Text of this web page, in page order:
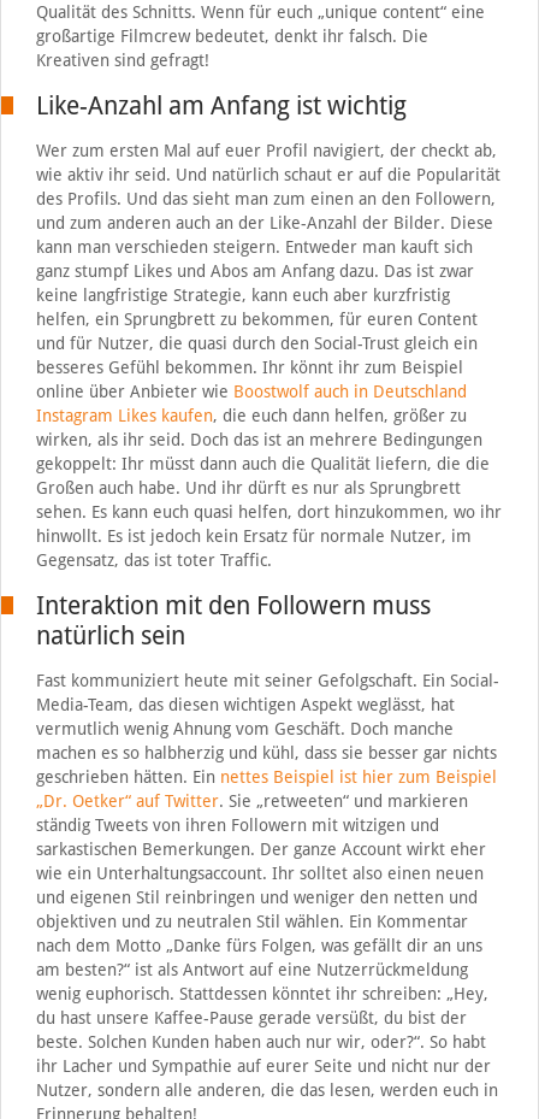
Qualität des Schnitts. Wenn für euch „unique content“ eine
großartige Filmcrew bedeutet, denkt ihr falsch. Die
Kreativen sind gefragt!
Like-Anzahl am Anfang ist wichtig
Wer zum ersten Mal auf euer Profil navigiert, der checkt ab,
wie aktiv ihr seid. Und natürlich schaut er auf die Popularität
des Profils. Und das sieht man zum einen an den Followern,
und zum anderen auch an der Like-Anzahl der Bilder. Diese
kann man verschieden steigern. Entweder man kauft sich
ganz stumpf Likes und Abos am Anfang dazu. Das ist zwar
keine langfristige Strategie, kann euch aber kurzfristig
helfen, ein Sprungbrett zu bekommen, für euren Content
und für Nutzer, die quasi durch den Social-Trust gleich ein
besseres Gefühl bekommen. Ihr könnt ihr zum Beispiel
online über Anbieter wie Boostwolf auch in Deutschland
Instagram Likes kaufen, die euch dann helfen, größer zu
wirken, als ihr seid. Doch das ist an mehrere Bedingungen
gekoppelt: Ihr müsst dann auch die Qualität liefern, die die
Großen auch habe. Und ihr dürft es nur als Sprungbrett
sehen. Es kann euch quasi helfen, dort hinzukommen, wo ihr
hinwollt. Es ist jedoch kein Ersatz für normale Nutzer, im
Gegensatz, das ist toter Traffic.
Interaktion mit den Followern muss
natürlich sein
Fast kommuniziert heute mit seiner Gefolgschaft. Ein Social-
Media-Team, das diesen wichtigen Aspekt weglässt, hat
vermutlich wenig Ahnung vom Geschäft. Doch manche
machen es so halbherzig und kühl, dass sie besser gar nichts
geschrieben hätten. Ein nettes Beispiel ist hier zum Beispiel
„Dr. Oetker“ auf Twitter. Sie „retweeten“ und markieren
ständig Tweets von ihren Followern mit witzigen und
sarkastischen Bemerkungen. Der ganze Account wirkt eher
wie ein Unterhaltungsaccount. Ihr solltet also einen neuen
und eigenen Stil reinbringen und weniger den netten und
objektiven und zu neutralen Stil wählen. Ein Kommentar
nach dem Motto „Danke fürs Folgen, was gefällt dir an uns
am besten?“ ist als Antwort auf eine Nutzerrückmeldung
wenig euphorisch. Stattdessen könntet ihr schreiben: „Hey,
du hast unsere Kaffee-Pause gerade versüßt, du bist der
beste. Solchen Kunden haben auch nur wir, oder?“. So habt
ihr Lacher und Sympathie auf eurer Seite und nicht nur der
Nutzer, sondern alle anderen, die das lesen, werden euch in
Erinnerung behalten!